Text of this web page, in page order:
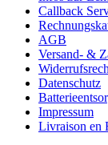
Callback
AGB
Versand- &
Datenschutz
Impressum
Livraison en